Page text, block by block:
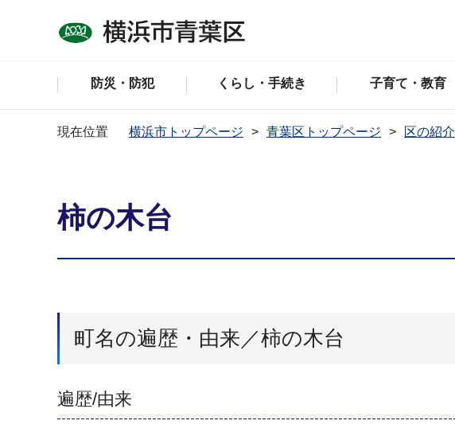
防災・防犯 くらし・手続き 子育て・教育
現在位置 横浜市トップページ 青葉区トップページ 区の紹介
柿の木台
町名の遍歴・由来／柿の木台
遍歴/由来